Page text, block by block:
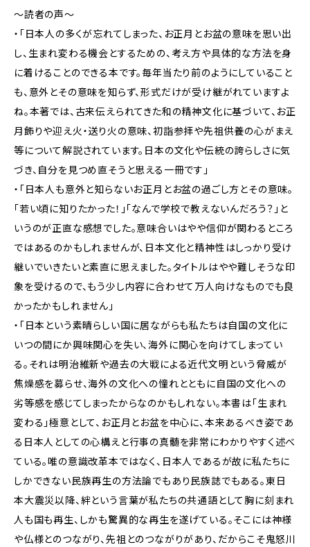
～読者の声～
・「日本人の多くが忘れてしまった、お正月とお盆の意味を思い出
し、生まれ変わる機会とするための、考え方や具体的な方法を身
に着けることのできる本です。毎年当たり前のようにしていること
も、意外とその意味を知らず、形式だけが受け継がれていますよ
ね。本著では、古来伝えられてきた和の精神文化に基づいて、お正
月飾りや迎え火・送り火の意味、初詣参拝や先祖供養の心がまえ
等について解説されています。日本の文化や伝統の誇らしさに気
づき、自分を見つめ直そうと思える一冊です」
・「日本人も意外と知らないお正月とお盆の過ごし方とその意味。
「若い頃に知りたかった！」「なんで学校で教えないんだろう？」と
いうのが正直な感想でした。意味合いはやや信仰が関わるところ
ではあるのかもしれませんが、日本文化と精神性はしっかり受け
継いでいきたいと素直に思えました。タイトルはやや難しそうな印
象を受けるので、もう少し内容に合わせて万人向けなものでも良
かったかもしれません」
・「日本という素晴らしい国に居ながらも私たちは自国の文化に
いつの間にか興味関心を失い、海外に関心を向けてしまってい
る。それは明治維新や過去の大戦による近代文明という脅威が
焦燥感を募らせ、海外の文化への憧れとともに自国の文化への
劣等感を感じてしまったからなのかもしれない。本書は「生まれ
変わる」極意として、お正月とお盆を中心に、本来あるべき姿であ
る日本人としての心構えと行事の真髄を非常にわかりやすく述べ
ている。唯の意識改革本ではなく、日本人であるが故に私たちに
しかできない民族再生の方法論でもあり民族誌でもある。東日
本大震災以降、絆という言葉が私たちの共通語として胸に刻まれ
人も国も再生、しかも驚異的な再生を遂げている。そこには神様
や仏様とのつながり、先祖とのつながりがあり、だからこそ鬼怒川